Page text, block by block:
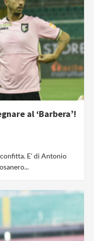
al ‘Barbera’!
E' di Antonio